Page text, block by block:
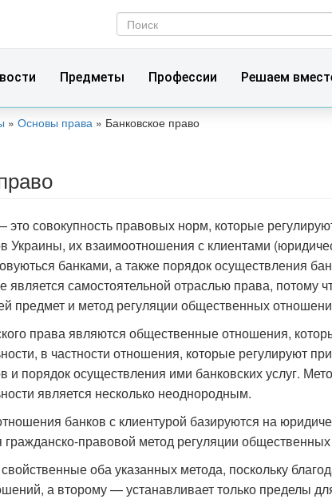
Форма поиска
Поиск
Предметы Профессии Решаем
» Основы права » Банковское право
совокупность правовых норм, которые
Украины, их взаимоотношения с клиентами
банками, а также порядок осуществления
является самостоятельной отраслью права, потому
предмет и метод регуляции общественных
права являются общественные отношения,
в частности отношения, которые регулируют
и порядок осуществления ими банковских услуг.
является несколько неоднородным.
банков с клиентурой базируются на
гражданско-правовой метод регуляции
оба указанных метода, поскольку
а второму — устанавливает только пределы